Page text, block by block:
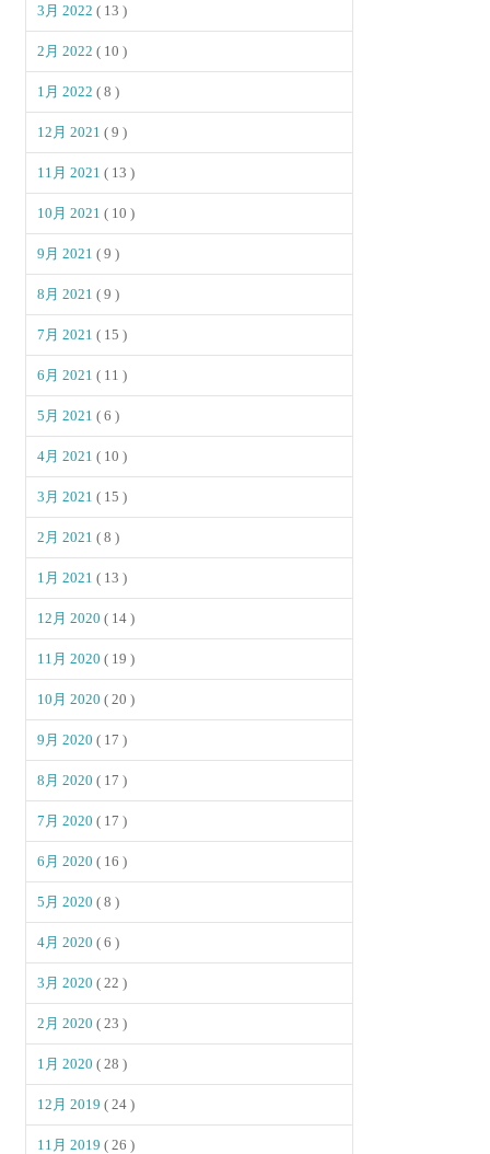
3月 2022( 13 )
2月 2022( 10 )
1月 2022( 8 )
12月 2021( 9 )
11月 2021( 13 )
10月 2021( 10 )
9月 2021( 9 )
8月 2021( 9 )
7月 2021( 15 )
6月 2021( 11 )
5月 2021( 6 )
4月 2021( 10 )
3月 2021( 15 )
2月 2021( 8 )
1月 2021( 13 )
12月 2020( 14 )
11月 2020( 19 )
10月 2020( 20 )
9月 2020( 17 )
8月 2020( 17 )
7月 2020( 17 )
6月 2020( 16 )
5月 2020( 8 )
4月 2020( 6 )
3月 2020( 22 )
2月 2020( 23 )
1月 2020( 28 )
12月 2019( 24 )
11月 2019( 26 )